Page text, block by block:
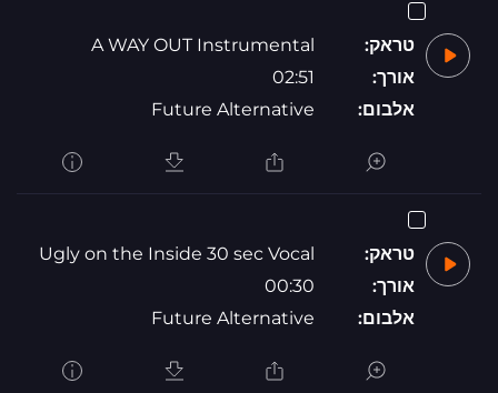
טראק:
A WAY OUT Instrumental
אורך:
02:51
אלבום:
Future Alternative
טראק:
Ugly on the Inside 30 sec Vocal
אורך:
00:30
אלבום:
Future Alternative